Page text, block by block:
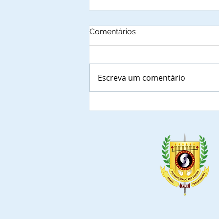
do Estado da Bahia, que já
nas solenidades de
outorga de Títulos de
Comendadores e
Embaixadoras da Ordem
do Mérito do Elo Social e
Comentários
Escreva um comentário